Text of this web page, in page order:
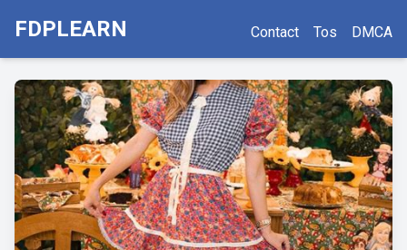
FDPLEARN Contact Tos DMCA